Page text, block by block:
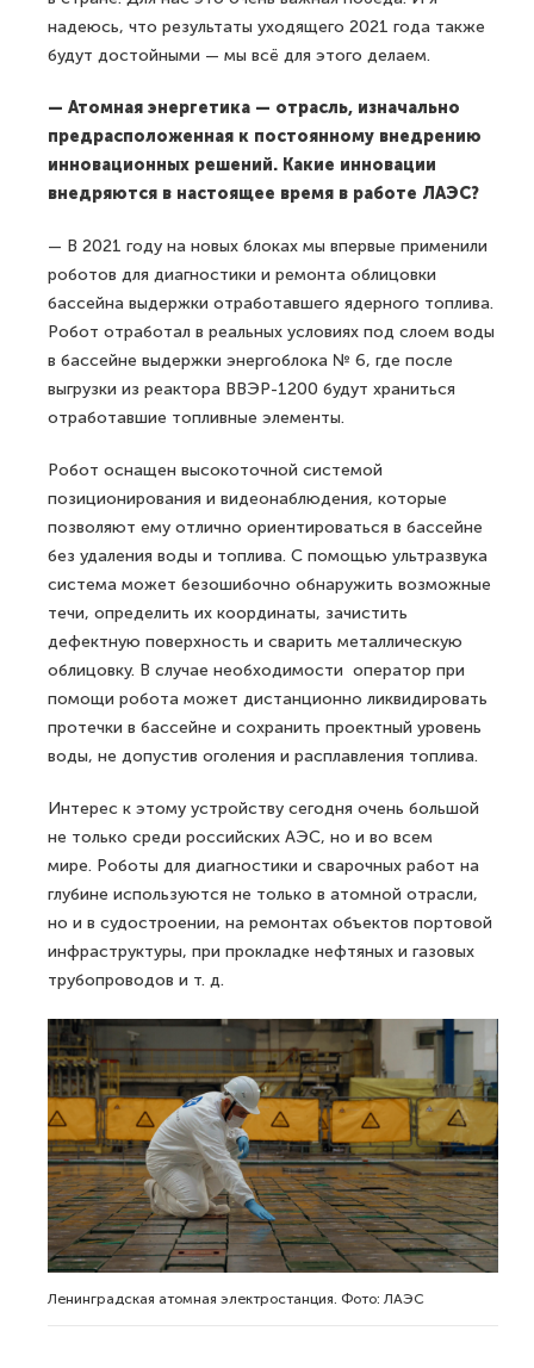
надеюсь, что результаты уходящего 2021 года также
будут достойными — мы всё для этого делаем.
— Атомная энергетика — отрасль, изначально
предрасположенная к постоянному внедрению
инновационных решений. Какие инновации
внедряются в настоящее время в работе ЛАЭС?
— В 2021 году на новых блоках мы впервые применили
роботов для диагностики и ремонта облицовки
бассейна выдержки отработавшего ядерного топлива.
Робот отработал в реальных условиях под слоем воды
в бассейне выдержки энергоблока № 6, где после
выгрузки из реактора ВВЭР-1200 будут храниться
отработавшие топливные элементы.
Робот оснащен высокоточной системой
позиционирования и видеонаблюдения, которые
позволяют ему отлично ориентироваться в бассейне
без удаления воды и топлива. С помощью ультразвука
система может безошибочно обнаружить возможные
течи, определить их координаты, зачистить
дефектную поверхность и сварить металлическую
облицовку. В случае необходимости оператор при
помощи робота может дистанционно ликвидировать
протечки в бассейне и сохранить проектный уровень
воды, не допустив оголения и расплавления топлива.
Интерес к этому устройству сегодня очень большой
не только среди российских АЭС, но и во всем
мире. Роботы для диагностики и сварочных работ на
глубине используются не только в атомной отрасли,
но и в судостроении, на ремонтах объектов портовой
инфраструктуры, при прокладке нефтяных и газовых
трубопроводов и т. д.
Ленинградская атомная электростанция. Фото: ЛАЭС